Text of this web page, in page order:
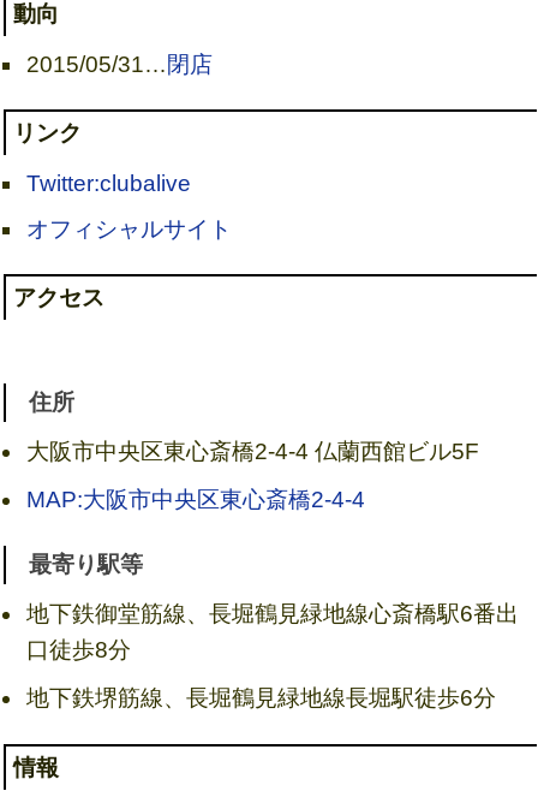
動向
2015/05/31…閉店
リンク
Twitter:clubalive
オフィシャルサイト
アクセス
住所
大阪市中央区東心斎橋2-4-4 仏蘭西館ビル5F
MAP:大阪市中央区東心斎橋2-4-4
最寄り駅等
地下鉄御堂筋線、長堀鶴見緑地線心斎橋駅6番出
口徒歩8分
地下鉄堺筋線、長堀鶴見緑地線長堀駅徒歩6分
情報